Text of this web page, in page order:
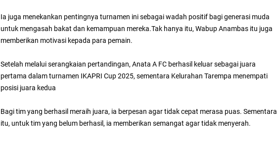
Ia juga menekankan pentingnya turnamen ini sebagai wadah positif bagi generasi muda
untuk mengasah bakat dan kemampuan mereka.Tak hanya itu, Wabup Anambas itu juga
memberikan motivasi kepada para pemain.
Setelah melalui serangkaian pertandingan, Anata A FC berhasil keluar sebagai juara
pertama dalam turnamen IKAPRI Cup 2025, sementara Kelurahan Tarempa menempati
posisi juara kedua
Bagi tim yang berhasil meraih juara, ia berpesan agar tidak cepat merasa puas. Sementara
itu, untuk tim yang belum berhasil, ia memberikan semangat agar tidak menyerah.